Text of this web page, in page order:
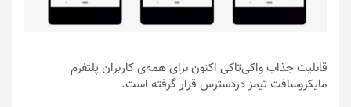
قابلیت جذاب واکی‌تاکی اکنون برای همه‌ی کاربران پلتفرم
مایکروسافت تیمز دردسترس قرار گرفته است.